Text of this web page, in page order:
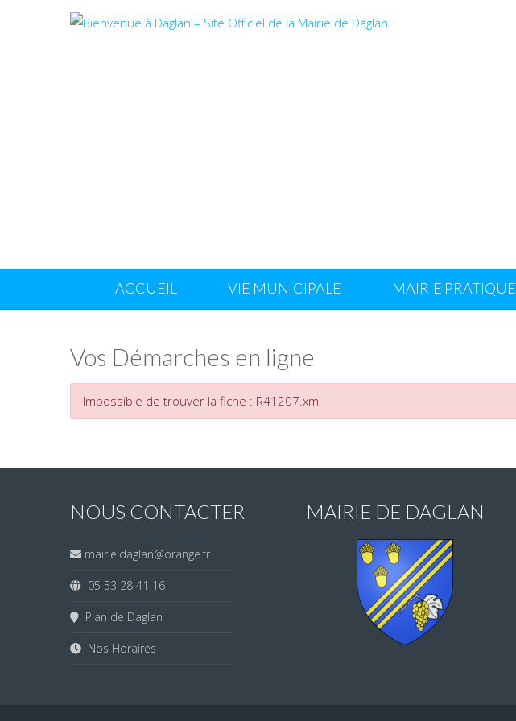
ACCUEIL VIE MUNICIPALE MAIRIE PRATIQUE
Vos Démarches en ligne
Impossible de trouver la fiche : R41207.xml
NOUS CONTACTER
mairie.daglan@orange.fr
05 53 28 41 16
Plan de Daglan
Nos Horaires
MAIRIE DE DAGLAN